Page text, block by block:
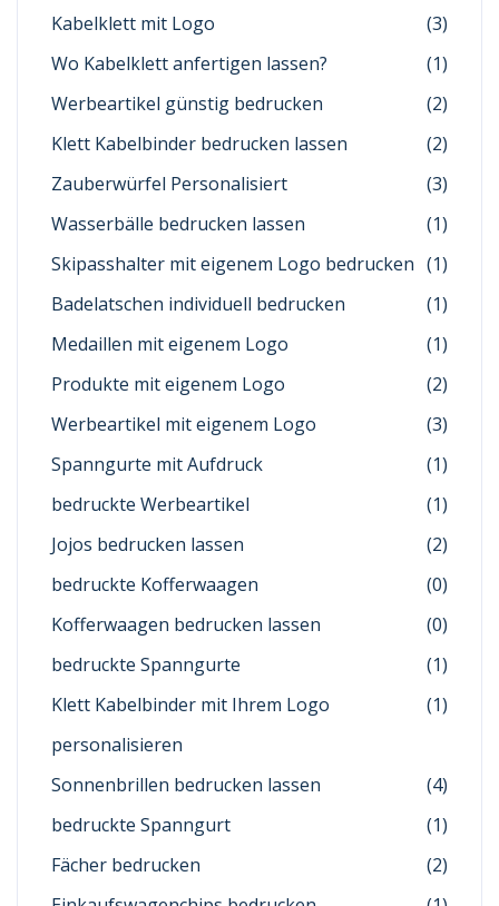
Kabelklett mit Logo
(3)
Wo Kabelklett anfertigen lassen?
(1)
Werbeartikel günstig bedrucken
(2)
Klett Kabelbinder bedrucken lassen
(2)
Zauberwürfel Personalisiert
(3)
Wasserbälle bedrucken lassen
(1)
Skipasshalter mit eigenem Logo bedrucken (1)
Badelatschen individuell bedrucken
(1)
Medaillen mit eigenem Logo
(1)
Produkte mit eigenem Logo
(2)
Werbeartikel mit eigenem Logo
(3)
Spanngurte mit Aufdruck
(1)
bedruckte Werbeartikel
(1)
Jojos bedrucken lassen
(2)
bedruckte Kofferwaagen
(0)
Kofferwaagen bedrucken lassen
(0)
bedruckte Spanngurte
(1)
Klett Kabelbinder mit Ihrem Logo
personalisieren
(1)
Sonnenbrillen bedrucken lassen
(4)
bedruckte Spanngurt
(1)
Fächer bedrucken
(2)